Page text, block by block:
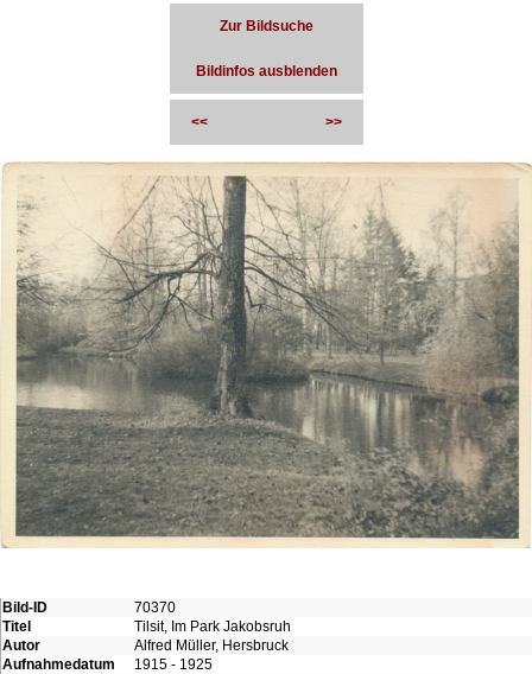
Zur Bildsuche
Bildinfos ausblenden
<< >>
Bild-ID
70370
Titel
Tilsit, Im Park Jakobsruh
Autor
Alfred Müller, Hersbruck
Aufnahmedatum
1915 - 1925